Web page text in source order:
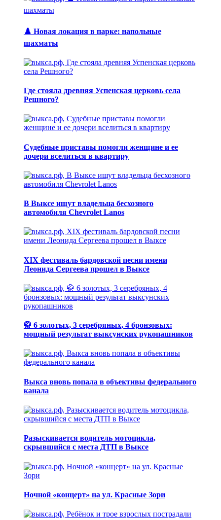
♟️ Новая локация в парке: напольные
шахматы
Где стояла древняя Успенская церковь села
Решного?
Судебные приставы помогли женщине и ее
дочери вселиться в квартиру
В Выксе ищут владельца бесхозного
автомобиля Chevrolet Lanos
XIX фестиваль бардовской песни имени
Леонида Сергеева прошел в Выксе
🥋 6 золотых, 3 серебряных, 4 бронзовых:
мощный результат выксунских рукопашников
Выкса вновь попала в объективы федерального
канала
Разыскивается водитель мотоцикла,
скрывшийся с места ДТП в Выксе
Ночной «концерт» на ул. Красные Зори